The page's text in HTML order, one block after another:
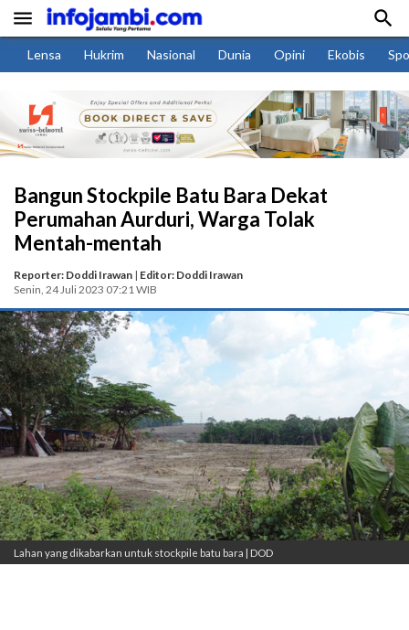
 
Lensa Hukrim Nasional Dunia Opini Ekobis
Bangun Stockpile Batu Bara Dekat
Perumahan Aurduri, Warga Tolak
Mentah-mentah
Reporter: Doddi Irawan | Editor: Doddi Irawan
Senin, 24 Juli 2023 07:21 WIB
Lahan yang dikabarkan untuk stockpile batu bara | DOD